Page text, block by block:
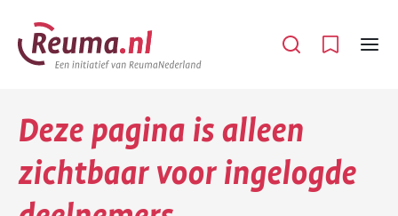
Spring
naar
hoofdinhoud
Spring
naar
footer
Open
Menu
Deze pagina is alleen
zichtbaar voor ingelogde